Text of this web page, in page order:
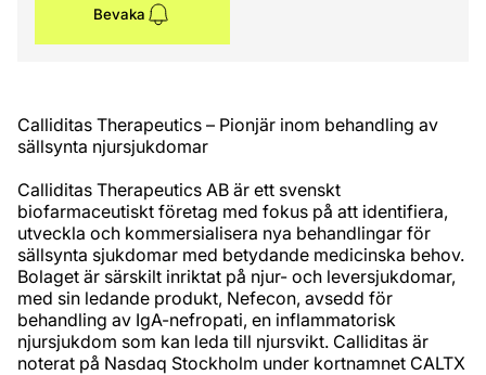
Bevaka
Calliditas Therapeutics – Pionjär inom behandling av
sällsynta njursjukdomar
Calliditas Therapeutics AB är ett svenskt
biofarmaceutiskt företag med fokus på att identifiera,
utveckla och kommersialisera nya behandlingar för
sällsynta sjukdomar med betydande medicinska behov.
Bolaget är särskilt inriktat på njur- och leversjukdomar,
med sin ledande produkt, Nefecon, avsedd för
behandling av IgA-nefropati, en inflammatorisk
njursjukdom som kan leda till njursvikt. Calliditas är
noterat på Nasdaq Stockholm under kortnamnet CALTX